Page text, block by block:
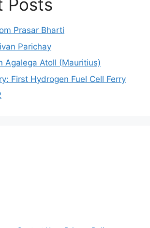
Posts
Prasar Bharti
Parichay
Agalega Atoll (Mauritius)
First Hydrogen Fuel Cell Ferry